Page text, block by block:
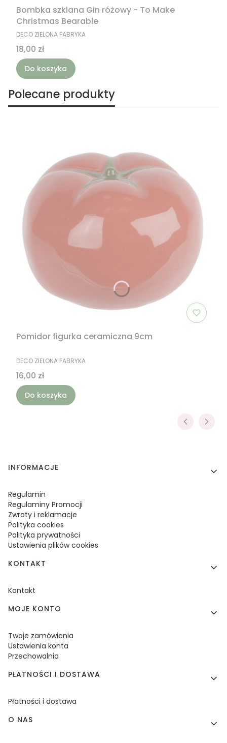
Bombka szklana Gin różowy - To Make
Christmas Bearable
PRODUCENT
DECO ZIELONA FABRYKA
Cena
18,00 zł
Do koszyka
Polecane produkty
Pomidor figurka ceramiczna 9cm
PRODUCENT
DECO ZIELONA FABRYKA
Cena
16,00 zł
Do koszyka
Linki w stopce
INFORMACJE
Regulamin
Regulaminy Promocji
Zwroty i reklamacje
Polityka cookies
Polityka prywatności
Ustawienia plików cookies
KONTAKT
Kontakt
MOJE KONTO
Twoje zamówienia
Ustawienia konta
Przechowalnia
PŁATNOŚCI I DOSTAWA
Płatności i dostawa
O NAS